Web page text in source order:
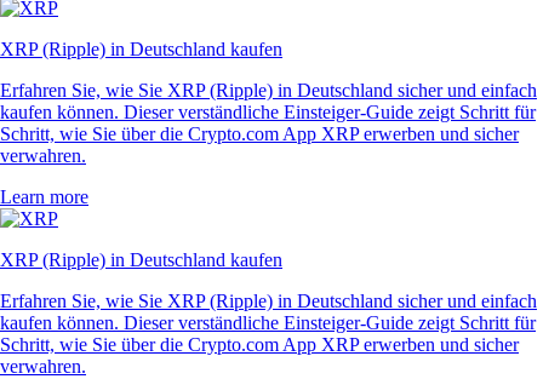
XRP (Ripple) in Deutschland kaufen
Erfahren Sie, wie Sie XRP (Ripple) in Deutschland sicher und einfach
kaufen können. Dieser verständliche Einsteiger-Guide zeigt Schritt für
Schritt, wie Sie über die Crypto.com App XRP erwerben und sicher
verwahren.
Learn more
XRP (Ripple) in Deutschland kaufen
Erfahren Sie, wie Sie XRP (Ripple) in Deutschland sicher und einfach
kaufen können. Dieser verständliche Einsteiger-Guide zeigt Schritt für
Schritt, wie Sie über die Crypto.com App XRP erwerben und sicher
verwahren.